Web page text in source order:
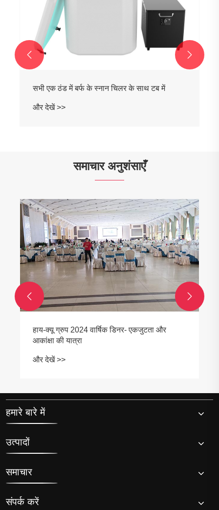
पानी के चिलर के साथ inflatable कोल्ड प्लंज टब
और देखें >>
 
समाचार अनुशंसाएँ
एक कमर्शियल-ग्रेड शक्तिशाली मिनी कोल्ड प्लंज टब
आधुनिक रिकवरी और वेलनेस रूटीन को कैसे बदल
और देखें >>
 
हमारे बारे में
उत्पादों
समाचार
संपर्क करें